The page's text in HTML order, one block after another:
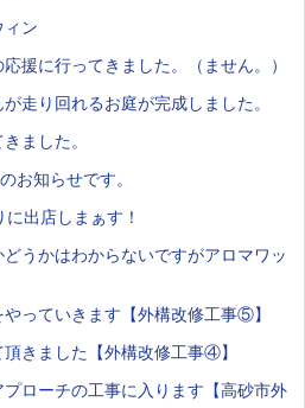
ィン
援に行ってきました。（ません。）
走り回れるお庭が完成しました。
ました。
お知らせです。
出店しまぁす！
うかはわからないですがアロマワッ
っていきます【外構改修工事⑤】
きました【外構改修工事④】
ローチの工事に入ります【高砂市外